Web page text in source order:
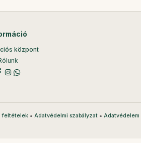
központ
feltételek •Adatvédelmi szabályzat •Adatvédelem